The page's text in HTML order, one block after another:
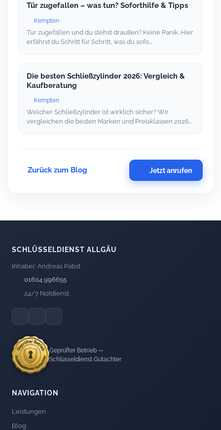
Tür zugefallen – was tun? Soforthilfe & Tipps
Kempten
Tür zugefallen und du stehst draußen? Keine Panik. Hier
erfährst du Schritt für Schritt, was du sofo…
Die besten Schließzylinder 2026: Vergleich &
Kaufberatung
Kempten
Welcher Schließzylinder ist wirklich sicher? Wir
vergleichen die besten Marken und Preisklassen 2026…
Zurück zum Blog Jetzt anrufen
SCHLÜSSELDIENST ALLGÄU
Inhaber: Andreas Pabst
01604 996655
24/7 Notdienst
Geprüfter Betrieb —
Schlüsseldienst Gutachter
NAVIGATION
Leistungen
Blog